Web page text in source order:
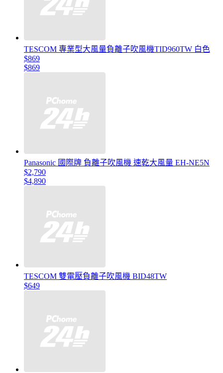
TESCOM 專業型大風量負離子吹風機TID960TW 白色
$869
$869
Panasonic 國際牌 負離子吹風機 速乾大風量 EH-NE5N
$2,790
$4,890
TESCOM 雙電壓負離子吹風機 BID48TW
$649